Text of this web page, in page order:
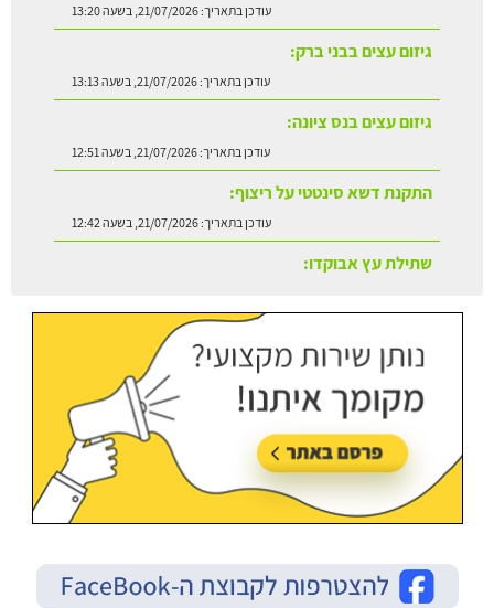
התקנת דשא סינטטי על ריצוף: